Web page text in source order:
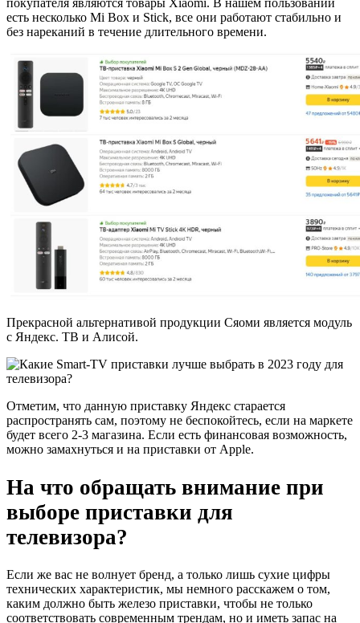
покупателя являются товары Xiaomi. В нашем пользовании
есть несколько Mi Box и Stick, все они работают стабильно и
без нареканий в течение длительного времени.
Прекрасной альтернативой продукции Сяоми является модуль
с Яндекс. ТВ и Алисой.
Отметим, что данную приставку Яндекс старается
распространять сам, поэтому не беспокойтесь, если на маркете
будет всего 2-3 магазина. Если есть финансовая возможность,
можно замахнуться и на приставки от Apple.
На что обращать внимание при
выборе приставки для
телевизора?
Если же вас не волнует бренд, а только лишь сухие цифры
технических характеристик, мы немного расскажем о том,
каким должно быть железо приставки, чтобы не только
соответствовать современным трендам, но и иметь запас на